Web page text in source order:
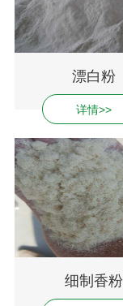
漂白粉
详情>>
细制香粉